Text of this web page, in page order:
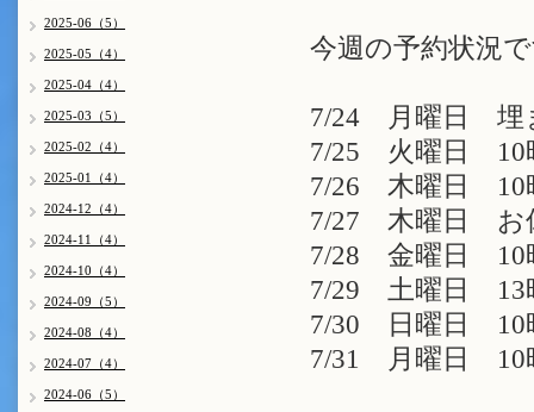
今週の予約状況
7/24 月曜日 埋
7/25 火曜日 10
7/26 木曜日 10
7/27 木曜日 お
7/28 金曜日 10
7/29 土曜日 13
7/30 日曜日 10
7/31 月曜日 10
2025-06（5）
2025-05（4）
2025-04（4）
2025-03（5）
2025-02（4）
2025-01（4）
2024-12（4）
2024-11（4）
2024-10（4）
2024-09（5）
2024-08（4）
2024-07（4）
2024-06（5）